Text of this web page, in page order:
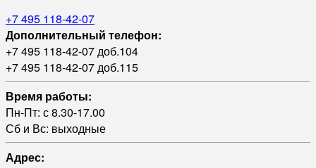
+7 495 118-42-07
Дополнительный телефон:
+7 495 118-42-07 доб.104
+7 495 118-42-07 доб.115
Время работы:
Пн-Пт: с 8.30-17.00
Сб и Вс: выходные
Адрес: